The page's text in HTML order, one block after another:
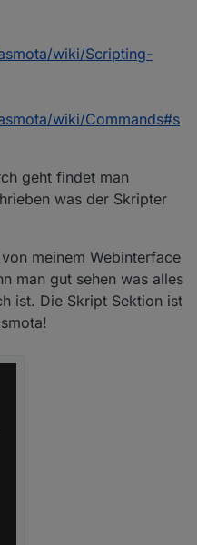
wiki/Scripting-
wiki/Commands#s
geht findet man
was der Skripter
meinem Webinterface
man gut sehen was alles
ist. Die Skript Sektion ist